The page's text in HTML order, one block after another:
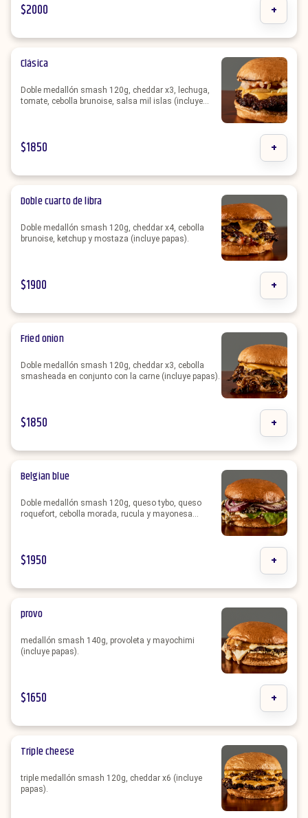
$2000 +
Clásica
Doble medallón smash 120g, cheddar x3, lechuga,
tomate, cebolla brunoise, salsa mil islas (incluye
$1850 +
Doble cuarto de libra
Doble medallón smash 120g, cheddar x4, cebolla
brunoise, ketchup y mostaza (incluye papas).
$1900 +
Fried onion
Doble medallón smash 120g, cheddar x3, cebolla
smasheada en conjunto con la carne (incluye papas).
$1850 +
Belgian blue
Doble medallón smash 120g, queso tybo, queso
roquefort, cebolla morada, rucula y mayonesa
$1950 +
provo
medallón smash 140g, provoleta y mayochimi
(incluye papas).
$1650 +
Triple cheese
triple medallón smash 120g, cheddar x6 (incluye
papas).